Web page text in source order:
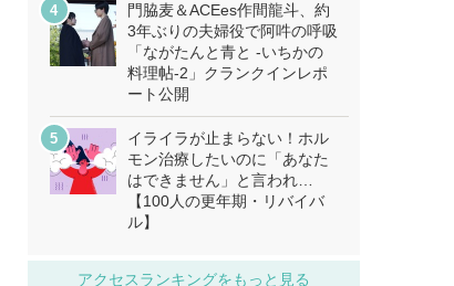
門脇麦＆ACEes作間龍斗、約
3年ぶりの夫婦役で阿吽の呼吸
「ながたんと青と -いちかの
料理帖-2」クランクインレポ
ート公開
イライラが止まらない！ホル
モン治療したいのに「あなた
はできません」と言われ…
【100人の更年期・リバイバ
ル】
アクセスランキングをもっと見る